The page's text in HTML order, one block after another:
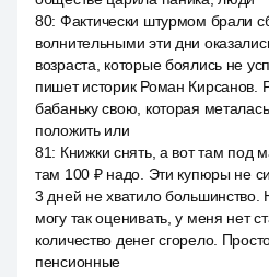
80: Фактически штурмом брали
волнительными эти дни
возраста, которые боялись не
пишет историк Роман
бабаньку свою, которая
положить или
81: Книжки снять, а вот там под
там 100 ₽ надо. Эти купюры не
3 дней не хватило большинство.
могу так оценивать, у меня нет
количество денег сгорело.
пенсионные